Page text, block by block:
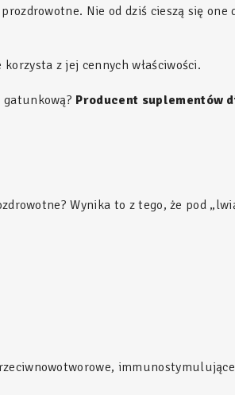
Nie od dziś cieszą się one
z jej cennych właściwości.
gatunkową? Producent suplementów
Wynika to z tego, że pod